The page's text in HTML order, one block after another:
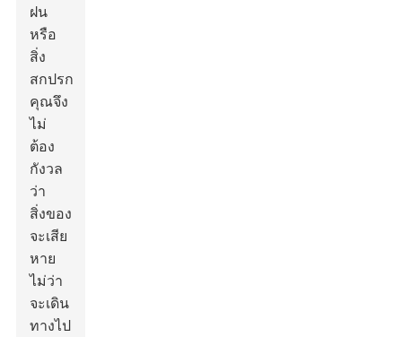
ฝน
หรือ
สิ่ง
สกปรก
คุณจึง
ไม่
ต้อง
กังวล
ว่า
สิ่งของ
จะเสีย
หาย
ไม่ว่า
จะเดิน
ทางไป